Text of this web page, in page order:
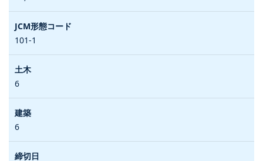
101-1
6
6